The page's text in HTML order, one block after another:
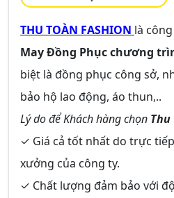
THU TOÀN FASHION là
May Đồng Phục chương
biệt là đồng phục công sở,
bảo hộ lao động, áo thun,..
Lý do để Khách hàng chọn Thu
✓ Giá cả tốt nhất do trực
xưởng của công ty.
✓ Chất lượng đảm bảo với